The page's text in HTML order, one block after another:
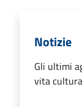
Notizie
Gli ultimi
vita